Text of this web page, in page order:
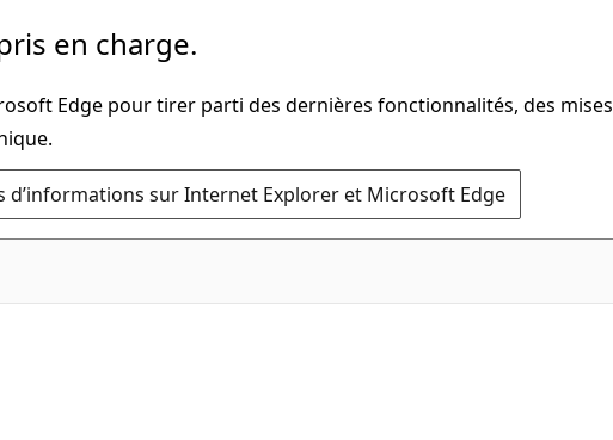
en charge.
Edge pour tirer parti des dernières fonctionnalités, des mises
d’informations sur Internet Explorer et Microsoft Edge